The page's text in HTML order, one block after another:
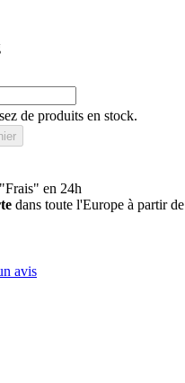
de produits en stock.
en 24h
dans toute l'Europe à partir de
avis